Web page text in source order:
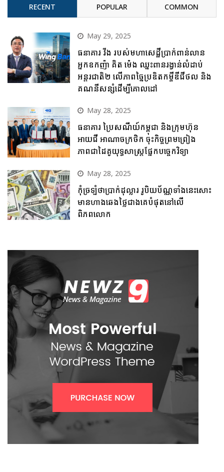
RECENT POPULAR COMMON
May 29, 2025
ធនាគារ វីង របស់មហាសេដ្ឋីប្រាក់ពាន់លាន
អ្នកឧកញ៉ា គិត ម៉េង ឈ្នះពានរង្វាន់លំដាប់
អន្តរជាតិ២ លើភាពច្នៃប្រឌិតកម្ចីឌីជីថល និង
គណនីសន្សំដើម្បីគោលដៅ
May 28, 2025
ធនាគារ ប្រៃសណីយ៍កម្ពុជា និងក្រុមហ៊ុន
អាយជី អាណាចក្រថិក ចុះកិច្ចព្រមព្រៀង
ភាពជាដៃគូយុទ្ធសាស្ត្រផ្នែកបច្ចេកវិទ្យា
May 28, 2025
កុំច្រឡំថាប្រាក់ដុល្លារ រូបិយប័ណ្ណទាំងនេះសោះ
មានហាងឆេងថ្លៃជាងគេបំផុតនៅលើ
ពិភពលោក